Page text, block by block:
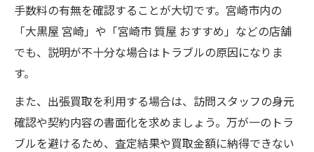
手数料の有無を確認することが大切です。宮崎市内の
「大黒屋 宮崎」や「宮崎市 質屋 おすすめ」などの店舗
でも、説明が不十分な場合はトラブルの原因になりま
す。
また、出張買取を利用する場合は、訪問スタッフの身元
確認や契約内容の書面化を求めましょう。万が一のトラ
ブルを避けるため、査定結果や買取金額に納得できない